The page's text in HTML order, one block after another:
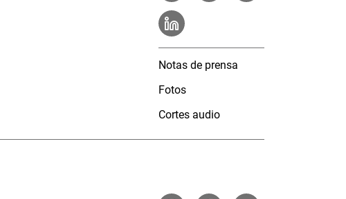
Notas de prensa
Fotos
Cortes audio